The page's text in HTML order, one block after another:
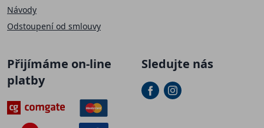
Návody
Odstoupení od smlouvy
Přijímáme on-line
platby
Sledujte nás
Přihlaste se k našemu newsletteru a sleva na první
nákupje Vaše.